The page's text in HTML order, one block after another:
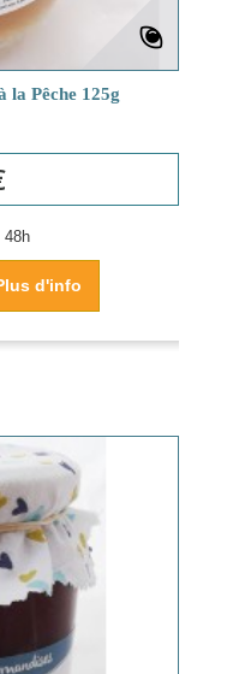
la Pêche 125g
48h
d'info